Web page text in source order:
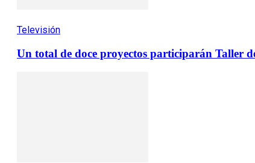
Televisión
Un total de doce proyectos participarán Taller